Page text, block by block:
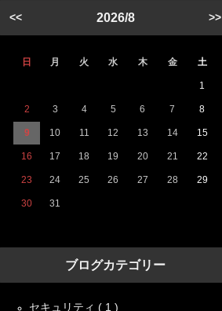
<< 2026/8 >>
日 月 火 水 木 金 土
1
2 3 4 5 6 7 8
9 10 11 12 13 14 15
16 17 18 19 20 21 22
23 24 25 26 27 28 29
30 31
ブログカテゴリー
セキュリティ ( 1 )